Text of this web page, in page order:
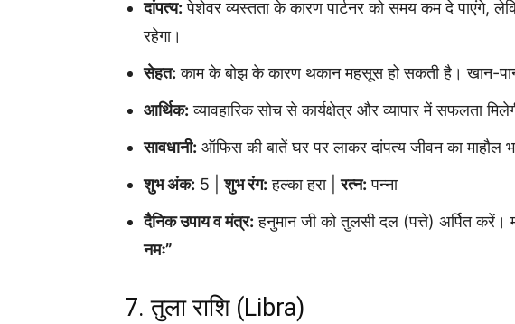
दांपत्य: पेशेवर व्यस्तता के कारण पार्टनर को समय कम दे पाएंगे,
रहेगा।
सेहत: काम के बोझ के कारण थकान महसूस हो सकती है। खान-
आर्थिक: व्यावहारिक सोच से कार्यक्षेत्र और व्यापार में सफलता
सावधानी: ऑफिस की बातें घर पर लाकर दांपत्य जीवन का माहौल
शुभ अंक: 5 |शुभ रंग: हल्का हरा |रत्न: पन्ना
दैनिक उपाय व मंत्र: हनुमान जी को तुलसी दल (पत्ते) अर्पित करें।
नमः”
7. तुला राशि (Libra)